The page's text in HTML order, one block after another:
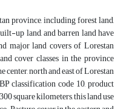
province, including forest land,
up land, and barren land have
major land covers of Lorestan
cover classes in the province
center, north and east of Lorestan
classification code 10, product
square kilometers, this land use